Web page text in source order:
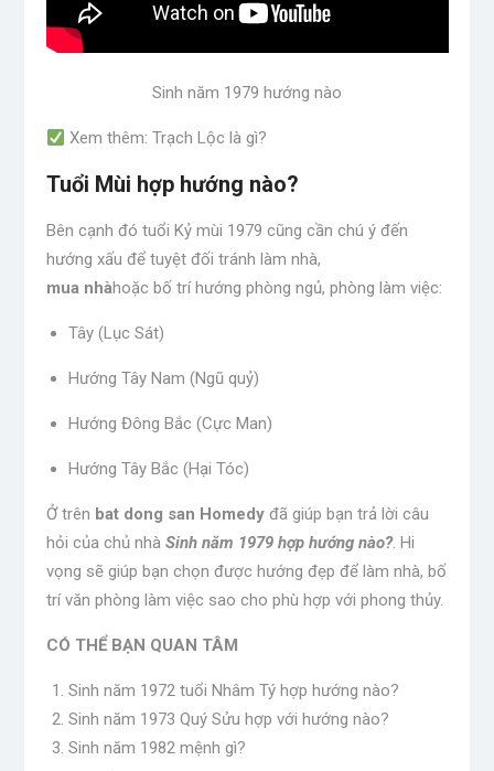
Sinh năm 1979 hướng nào
Xem thêm: Trạch Lộc là gì?
Tuổi Mùi hợp hướng nào?
Bên cạnh đó tuổi Kỷ mùi 1979 cũng cần chú ý đến
hướng xấu để tuyệt đối tránh làm nhà,
mua nhàhoặc bố trí hướng phòng ngủ, phòng làm việc:
Tây (Lục Sát)
Hướng Tây Nam (Ngũ quỷ)
Hướng Đông Bắc (Cực Man)
Hướng Tây Bắc (Hại Tóc)
Ở trên bat dong san Homedyđã giúp bạn trả lời câu
hỏi của chủ nhà Sinh năm 1979 hợp hướng nào?. Hi
vọng sẽ giúp bạn chọn được hướng đẹp để làm nhà, bố
trí văn phòng làm việc sao cho phù hợp với phong thủy.
CÓ THỂ BẠN QUAN TÂM
Sinh năm 1972 tuổi Nhâm Tý hợp hướng nào?
Sinh năm 1973 Quý Sửu hợp với hướng nào?
Sinh năm 1982 mệnh gì?